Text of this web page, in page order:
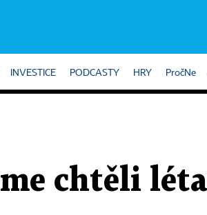
INVESTICE PODCASTY HRY PročNe
chtěli